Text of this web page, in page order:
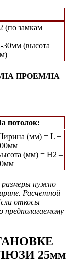
(по замкам
30мм (высота
ПРОЕМ/НА
потолок:
(мм) = L +
(мм) = Н2 –
размеры нужно
Расчетной
откосы
25мм